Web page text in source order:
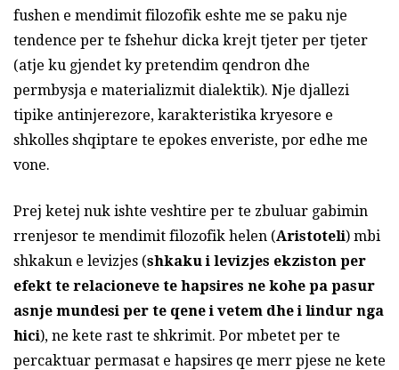
fushen e mendimit filozofik eshte me se paku nje
tendence per te fshehur dicka krejt tjeter per tjeter
(atje ku gjendet ky pretendim qendron dhe
permbysja e materializmit dialektik). Nje djallezi
tipike antinjerezore, karakteristika kryesore e
shkolles shqiptare te epokes enveriste, por edhe me
vone.
Prej ketej nuk ishte veshtire per te zbuluar gabimin
rrenjesor te mendimit filozofik helen (Aristoteli) mbi
shkakun e levizjes (shkaku i levizjes ekziston per
efekt te relacioneve te hapsires ne kohe pa pasur
asnje mundesi per te qene i vetem dhe i lindur nga
hici), ne kete rast te shkrimit. Por mbetet per te
percaktuar permasat e hapsires qe merr pjese ne kete